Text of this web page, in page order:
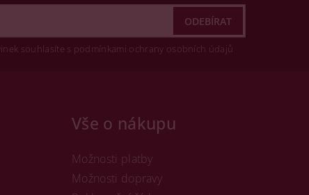
souhlasíte s podmínkami ochrany osobních údajů
Vše o nákupu
Možnosti platby
Možnosti dopravy